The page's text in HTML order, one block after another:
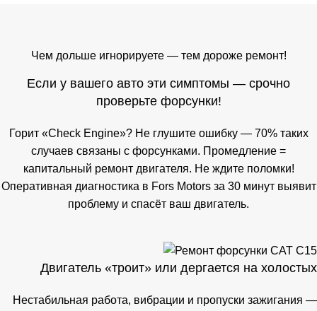
Чем дольше игнорируете — тем дороже ремонт!
Если у вашего авто эти симптомы — срочно
проверьте форсунки!
Горит «Check Engine»? Не глушите ошибку — 70% таких
случаев связаны с форсунками. Промедление =
капитальный ремонт двигателя. Не ждите поломки!
Оперативная диагностика в Fors Motors за 30 минут выявит
проблему и спасёт ваш двигатель.
Двигатель «троит» или дергается на холостых
Нестабильная работа, вибрации и пропуски зажигания —